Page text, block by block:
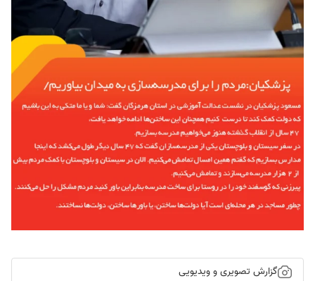
گزارش تصویری و ویدیویی